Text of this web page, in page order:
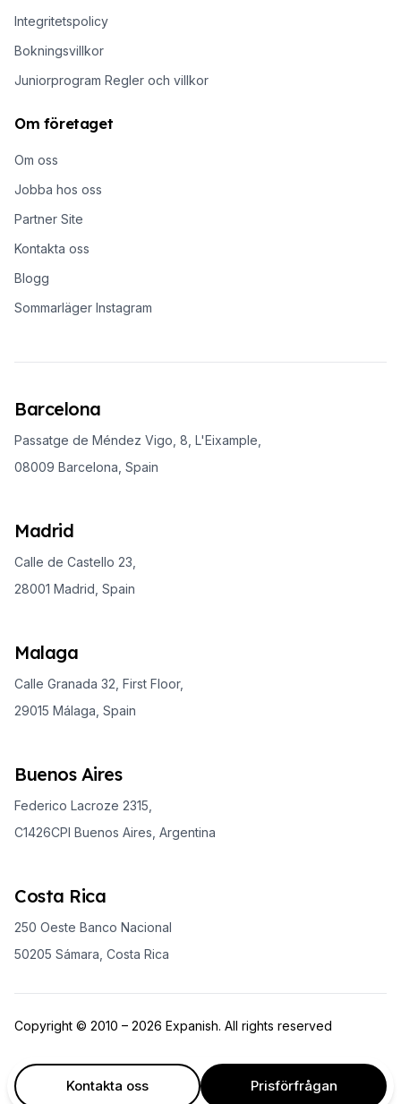
Integritetspolicy
Bokningsvillkor
Juniorprogram Regler och villkor
Om företaget
Om oss
Jobba hos oss
Partner Site
Kontakta oss
Blogg
Sommarläger Instagram
Barcelona
Passatge de Méndez Vigo, 8, L'Eixample,
08009 Barcelona, Spain
Madrid
Calle de Castello 23,
28001 Madrid, Spain
Malaga
Calle Granada 32, First Floor,
29015 Málaga, Spain
Buenos Aires
Federico Lacroze 2315,
C1426CPI Buenos Aires, Argentina
Costa Rica
250 Oeste Banco Nacional
50205 Sámara, Costa Rica
Copyright © 2010 – 2026 Expanish. All rights reserved
Kontakta oss Prisförfrågan